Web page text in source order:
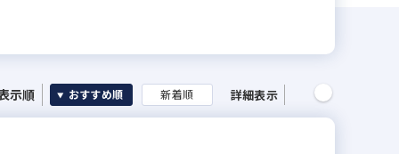
示順 おすすめ順 新着順 詳細表示